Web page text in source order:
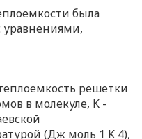
была
уравнениями,
решетки
в молекуле, K -
(Дж моль 1 K 4),